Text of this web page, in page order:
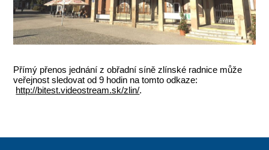
Přímý přenos jednání z obřadní síně zlínské radnice může
veřejnost sledovat od 9 hodin na tomto odkaze:
http://bitest.videostream.sk/zlin/.